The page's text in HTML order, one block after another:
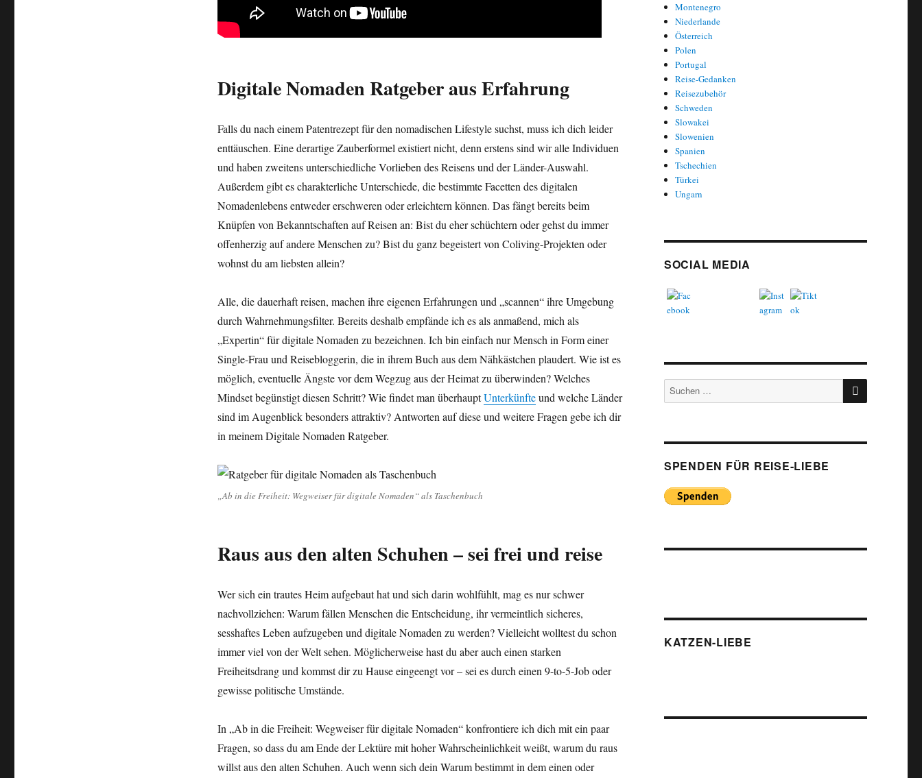
Digitale Nomaden Ratgeber aus Erfahrung
Falls du nach einem Patentrezept für den nomadischen Lifestyle suchst, muss ich dich leider
enttäuschen. Eine derartige Zauberformel existiert nicht, denn erstens sind wir alle Individuen
und haben zweitens unterschiedliche Vorlieben des Reisens und der Länder-Auswahl.
Außerdem gibt es charakterliche Unterschiede, die bestimmte Facetten des digitalen
Nomadenlebens entweder erschweren oder erleichtern können. Das fängt bereits beim
Knüpfen von Bekanntschaften auf Reisen an: Bist du eher schüchtern oder gehst du immer
offenherzig auf andere Menschen zu? Bist du ganz begeistert von Coliving-Projekten oder
wohnst du am liebsten allein?
Alle, die dauerhaft reisen, machen ihre eigenen Erfahrungen und „scannen“ ihre Umgebung
durch Wahrnehmungsfilter. Bereits deshalb empfände ich es als anmaßend, mich als
„Expertin“ für digitale Nomaden zu bezeichnen. Ich bin einfach nur Mensch in Form einer
Single-Frau und Reisebloggerin, die in ihrem Buch aus dem Nähkästchen plaudert. Wie ist es
möglich, eventuelle Ängste vor dem Wegzug aus der Heimat zu überwinden? Welches
Mindset begünstigt diesen Schritt? Wie findet man überhauptUnterkünfteund welche Länder
sind im Augenblick besonders attraktiv? Antworten auf diese und weitere Fragen gebe ich dir
in meinem Digitale Nomaden Ratgeber.
„Ab in die Freiheit: Wegweiser für digitale Nomaden“ als Taschenbuch
Raus aus den alten Schuhen – sei frei und reise
Wer sich ein trautes Heim aufgebaut hat und sich darin wohlfühlt, mag es nur schwer
nachvollziehen: Warum fällen Menschen die Entscheidung, ihr vermeintlich sicheres,
sesshaftes Leben aufzugeben und digitale Nomaden zu werden? Vielleicht wolltest du schon
immer viel von der Welt sehen. Möglicherweise hast du aber auch einen starken
Freiheitsdrang und kommst dir zu Hause eingeengt vor – sei es durch einen 9-to-5-Job oder
gewisse politische Umstände.
In „Ab in die Freiheit: Wegweiser für digitale Nomaden“ konfrontiere ich dich mit ein paar
Fragen, so dass du am Ende der Lektüre mit hoher Wahrscheinlichkeit weißt, warum du raus
willst aus den alten Schuhen. Auch wenn sich dein Warum bestimmt in dem einen oder
Montenegro
Niederlande
Österreich
Polen
Portugal
Reise-Gedanken
Reisezubehör
Schweden
Slowakei
Slowenien
Spanien
Tschechien
Türkei
Ungarn
SOCIAL MEDIA
Suchen
nach:
SUCHEN
SPENDEN FÜR REISE-LIEBE
KATZEN-LIEBE